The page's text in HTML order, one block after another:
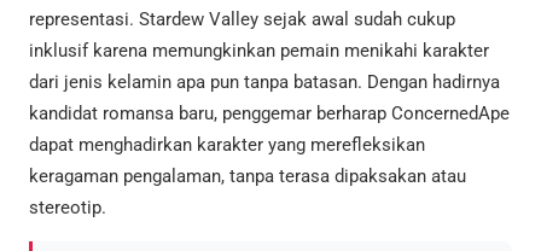
representasi. Stardew Valley sejak awal sudah cukup
inklusif karena memungkinkan pemain menikahi karakter
dari jenis kelamin apa pun tanpa batasan. Dengan hadirnya
kandidat romansa baru, penggemar berharap ConcernedApe
dapat menghadirkan karakter yang merefleksikan
keragaman pengalaman, tanpa terasa dipaksakan atau
stereotip.